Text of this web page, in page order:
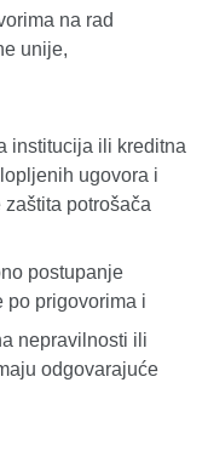
na rad
unije,
institucija ili kreditna
ugovora i
potrošača
postupanje
po prigovorima i
nepravilnosti ili
odgovarajuće